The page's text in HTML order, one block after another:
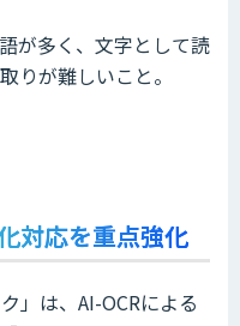
が多く、文字として読
りが難しいこと。
対応を重点強化
」は、AI-OCRによる